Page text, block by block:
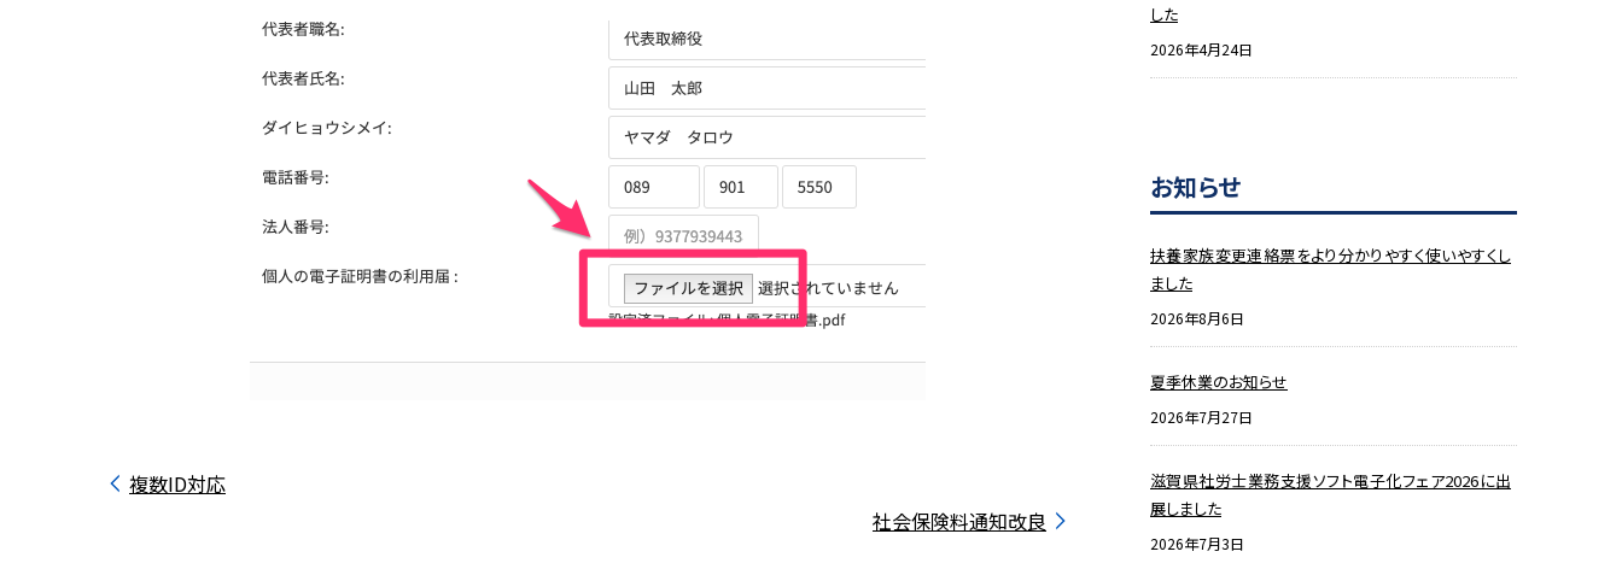
複数ID対応
社会保険料通知改良
した
2026年4月24日
お知らせ
扶養家族変更連絡票をより分かりやすく使いやすくし
ました
2026年8月6日
夏季休業のお知らせ
2026年7月27日
滋賀県社労士業務支援ソフト電子化フェア2026に出
展しました
2026年7月3日